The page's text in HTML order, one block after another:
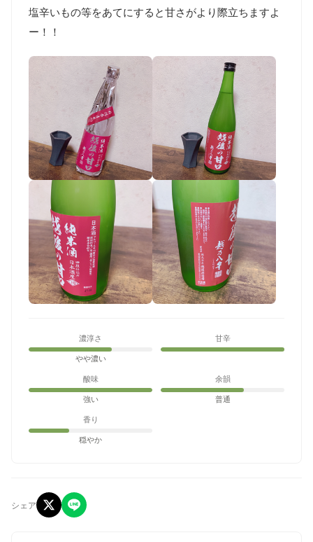
塩辛いもの等をあてにすると甘さがより際立ちますよ
ー！！
濃淳さ
やや濃い
甘辛
酸味
強い
余韻
普通
香り
穏やか
シェア